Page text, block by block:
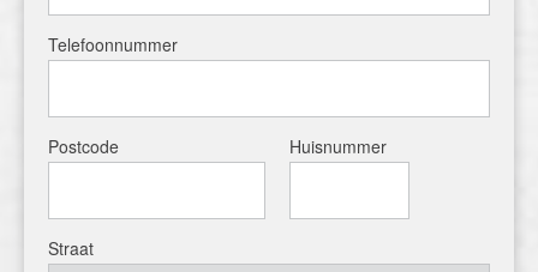
Telefoonnummer
Postcode Huisnummer
Straat